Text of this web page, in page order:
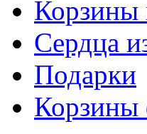
Корзины
Сердца
Подарки
Корзины